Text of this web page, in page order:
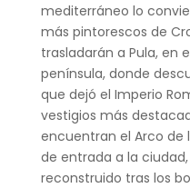
mediterráneo lo
más pintorescos de
trasladarán a Pula, en
península, donde
que dejó el Imperio
vestigios más
encuentran el Arco de
de entrada a la
reconstruido tras los